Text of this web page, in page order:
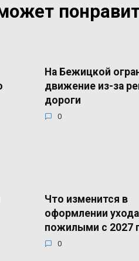
На Бежицкой
движение из-за
дороги
0
Что изменится в
оформлении
пожилыми с 2027
0